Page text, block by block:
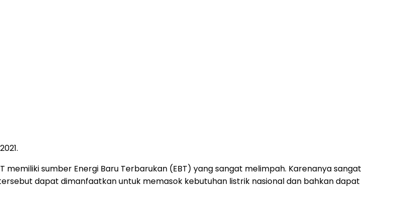
memiliki sumber Energi Baru Terbarukan (EBT) yang sangat melimpah. Karenanya sangat
dapat dimanfaatkan untuk memasok kebutuhan listrik nasional dan bahkan dapat